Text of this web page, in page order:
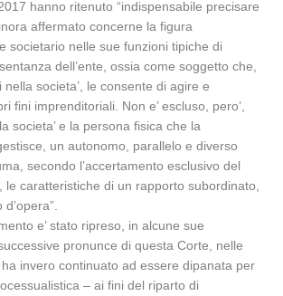
hanno ritenuto “indispensabile precisare
affermato concerne la figura
societario nelle sue funzioni tipiche di
dell’ente, ossia come soggetto che,
societa’, le consente di agire e
fini imprenditoriali. Non e’ escluso, pero’,
societa’ e la persona fisica che la
un autonomo, parallelo e diverso
secondo l’accertamento esclusivo del
le caratteristiche di un rapporto subordinato,
e’ stato ripreso, in alcune sue
pronunce di questa Corte, nelle
invero continuato ad essere dipanata per
– ai fini del riparto di